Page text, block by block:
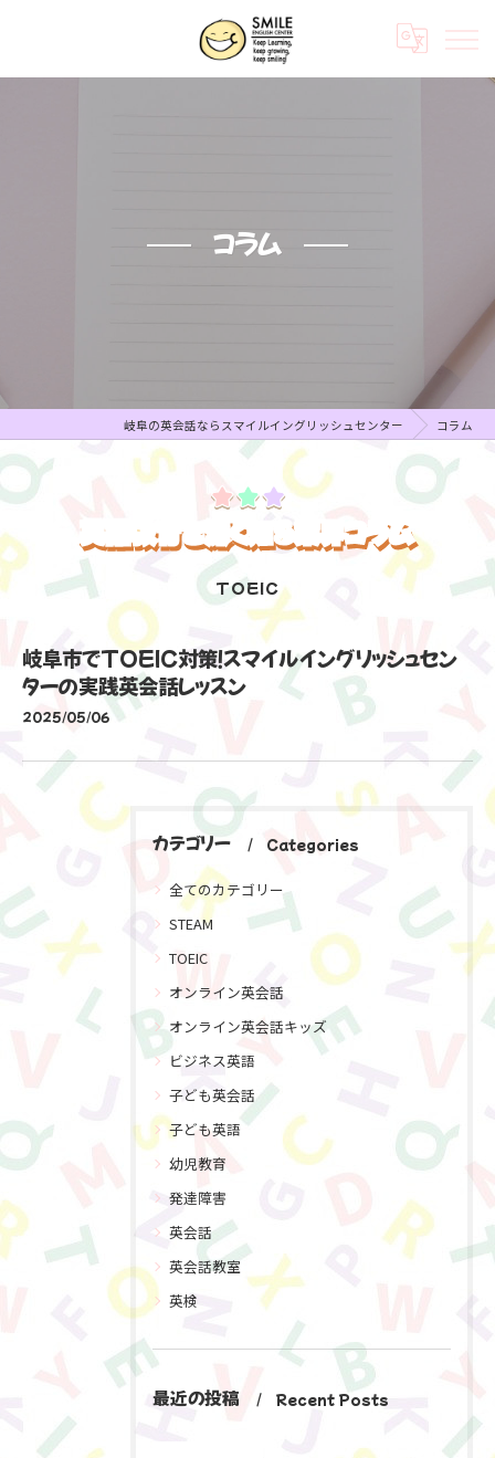
コラム
岐阜の英会話ならスマイルイングリッシュセンター コラム
英語教育を深く知る業界コラム
TOEIC
岐阜市でTOEIC対策！スマイルイングリッシュセン
ターの実践英会話レッスン
2025/05/06
カテゴリー Categories
全てのカテゴリー
STEAM
TOEIC
オンライン英会話
オンライン英会話キッズ
ビジネス英語
子ども英会話
子ども英語
幼児教育
発達障害
英会話
英会話教室
英検
最近の投稿 Recent Posts